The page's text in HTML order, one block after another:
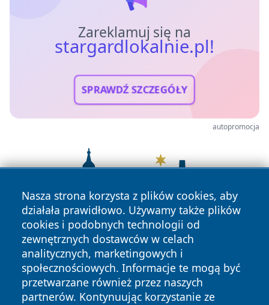
Zareklamuj się na
stargardlokalnie.pl!
SPRAWDŹ SZCZEGÓŁY
autopromocja
Nasza strona korzysta z plików cookies, aby
działała prawidłowo. Używamy także plików
cookies i podobnych technologii od
zewnętrznych dostawców w celach
analitycznych, marketingowych i
społecznościowych. Informacje te mogą być
przetwarzane również przez naszych
partnerów. Kontynuując korzystanie ze